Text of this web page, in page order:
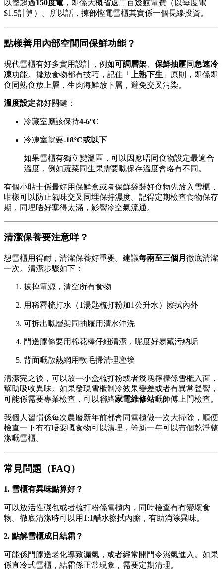
以慳超過150度電，即係大概省返二百幾蚊電費（以每度電
$1.5計算）。所以話，揀部慳電雪櫃其實係一個長線投資。
點樣善用內部空間同保鮮功能？
現代雪櫃有好多實用設計，例如可調層架 保鮮抽屜同急速冷
凍功能。擺放食物都有技巧，記住「 上熟下生 」原則，即係即
食同熟食放上層，生肉海鮮放下層，避免交叉污染。
溫度設定都好關鍵：
冷藏室應該保持4-6°C
冷凍室就要-18°C或以下
如果雪櫃有獨立變溫區，可以因應唔同食物設定最適合
溫度，例如蔬菜同生果需要嘅保存溫度會略有不同。
有個小貼士係最好用保鮮盒或者保鮮袋裝好食物先放入雪櫃，
咁樣可以防止氣味交叉同埋保持濕度。記得定期檢查食物保存
期，同埋唔好塞得太滿，影響冷空氣流通。
清潔保養要注意咩？
想雪櫃用得耐，清潔保養好重要。建議每兩至三個月 徹底清潔
一次。清潔步驟如下：
拔掉電源，清空所有食物
用稀釋梳打水（1湯匙梳打粉加1公升水）擦拭內外
可拆出嘅層架同抽屜用清水沖洗
門邊膠條要用棉花棒仔細清潔，呢度好易藏污納垢
背面嘅散熱網用軟毛掃清理塵埃
清潔完之後，可以放一小盒梳打粉或者幾塊檸檬係雪櫃入面，
幫助吸收異味。如果發現雪櫃制冷效果變差或者有異常聲響，
可能係需要專業檢查，可以聯絡家電維修站嘅師傅上門檢查。
我個人習慣係每次農曆新年前都會同雪櫃做一次大掃除，順便
檢查一下有冇唔要嘅食物可以清理，等新一年可以有個乾淨整
潔嘅雪櫃。
常見問題（FAQ）
1. 雪櫃有異味點算好？
可以放活性碳包或者梳打粉係雪櫃內，同時檢查有冇變壞食
物。徹底清潔時可以用1:1醋水擦拭內膽，有助消除異味。
2. 點解雪櫃成日結霜？
可能係門膠邊老化導致漏氣，或者經常開門令濕氣進入。如果
係直冷式雪櫃，結霜係正常現象，需要定期清理。